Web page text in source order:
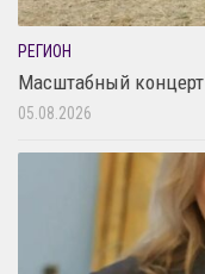
РЕГИОН
Масштабный концерт
05.08.2026